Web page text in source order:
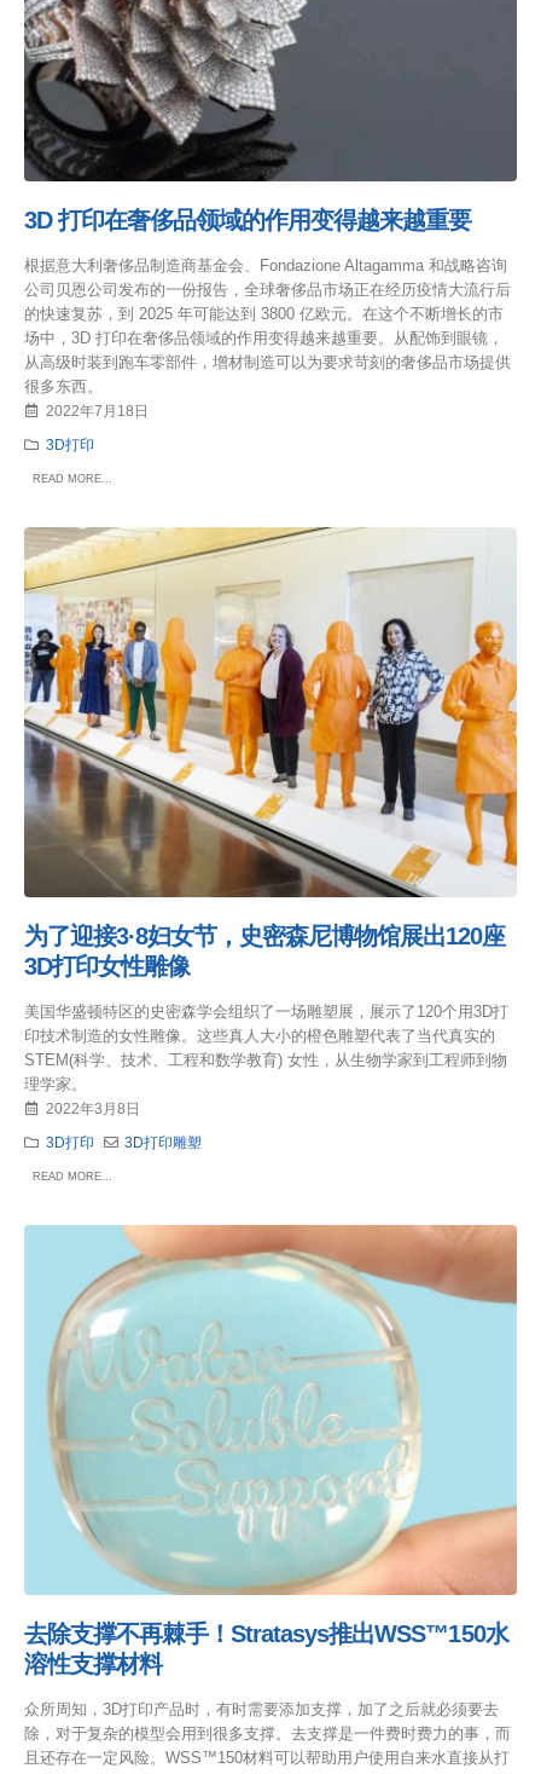
3D 打印在奢侈品领域的作用变得越来越重要
根据意大利奢侈品制造商基金会、Fondazione Altagamma 和战略咨询
公司贝恩公司发布的一份报告，全球奢侈品市场正在经历疫情大流行后
的快速复苏，到 2025 年可能达到 3800 亿欧元。在这个不断增长的市
场中，3D 打印在奢侈品领域的作用变得越来越重要。从配饰到眼镜，
从高级时装到跑车零部件，增材制造可以为要求苛刻的奢侈品市场提供
很多东西。
2022年7月18日
3D打印
READ MORE...
为了迎接3·8妇女节，史密森尼博物馆展出120座
3D打印女性雕像
美国华盛顿特区的史密森学会组织了一场雕塑展，展示了120个用3D打
印技术制造的女性雕像。这些真人大小的橙色雕塑代表了当代真实的
STEM(科学、技术、工程和数学教育) 女性，从生物学家到工程师到物
理学家。
2022年3月8日
3D打印 3D打印雕塑
READ MORE...
去除支撑不再棘手！Stratasys推出WSS™150水
溶性支撑材料
众所周知，3D打印产品时，有时需要添加支撑，加了之后就必须要去
除，对于复杂的模型会用到很多支撑。去支撑是一件费时费力的事，而
且还存在一定风险。WSS™150材料可以帮助用户使用自来水直接从打